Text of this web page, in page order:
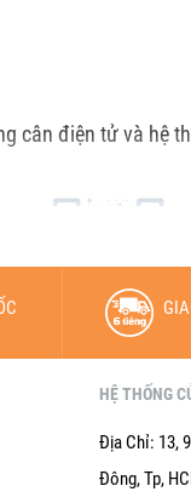
cân điện tử và hệ
HỆ THỐNG
Địa Chỉ: 13,
Đông, Tp,